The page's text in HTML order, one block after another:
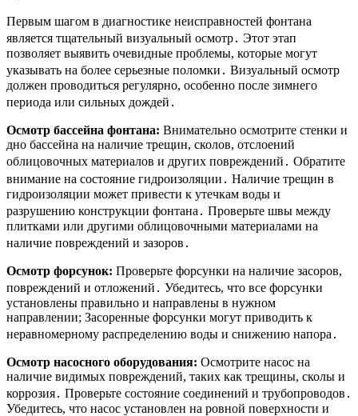
Первым шагом в диагностике неисправностей фонтана
является тщательный визуальный осмотр․ Этот этап
позволяет выявить очевидные проблемы, которые могут
указывать на более серьезные поломки․ Визуальный осмотр
должен проводиться регулярно, особенно после зимнего
периода или сильных дождей․
Осмотр бассейна фонтана: Внимательно осмотрите стенки и
дно бассейна на наличие трещин, сколов, отслоений
облицовочных материалов и других повреждений․ Обратите
внимание на состояние гидроизоляции․ Наличие трещин в
гидроизоляции может привести к утечкам воды и
разрушению конструкции фонтана․ Проверьте швы между
плитками или другими облицовочными материалами на
наличие повреждений и зазоров․
Осмотр форсунок: Проверьте форсунки на наличие засоров,
повреждений и отложений․ Убедитесь, что все форсунки
установлены правильно и направлены в нужном
направлении; Засоренные форсунки могут приводить к
неравномерному распределению воды и снижению напора․
Осмотр насосного оборудования: Осмотрите насос на
наличие видимых повреждений, таких как трещины, сколы и
коррозия․ Проверьте состояние соединений и трубопроводов․
Убедитесь, что насос установлен на ровной поверхности и